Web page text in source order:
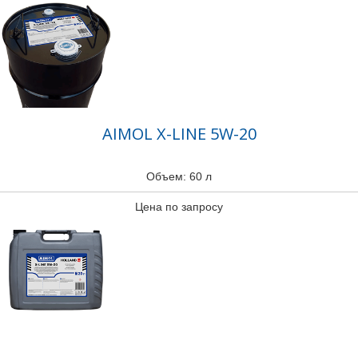
AIMOL X-LINE 5W-20
Объем: 60 л
Цена по запросу